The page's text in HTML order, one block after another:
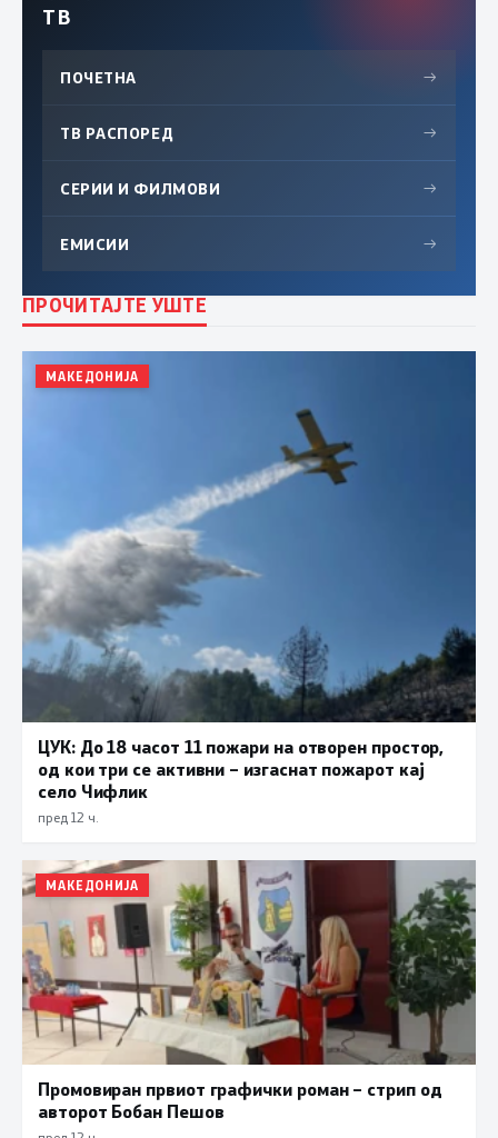
ТВ
ПОЧЕТНА →
ТВ РАСПОРЕД →
СЕРИИ И ФИЛМОВИ →
ЕМИСИИ →
ПРОЧИТАЈТЕ УШТЕ
МАКЕДОНИЈА
ЦУК: До 18 часот 11 пожари на отворен простор,
од кои три се активни – изгаснат пожарот кај
село Чифлик
пред 12 ч.
МАКЕДОНИЈА
Промовиран првиот графички роман – стрип од
авторот Бобан Пешов